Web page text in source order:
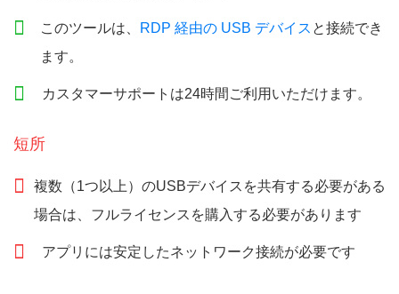
このツールは、 RDP 経由の USB デバイス と接続でき
ます。
カスタマーサポートは24時間ご利用いただけます。
短所
複数（1つ以上）のUSBデバイスを共有する必要がある
場合は、フルライセンスを購入する必要があります
アプリには安定したネットワーク接続が必要です